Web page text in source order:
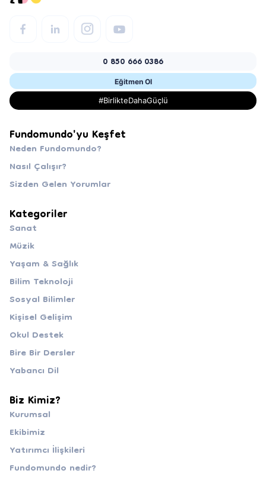
0 850 666 0386
Eğitmen Ol
#BirlikteDahaGüçlü
Fundomundo'yu Keşfet
Neden Fundomundo?
Nasıl Çalışır?
Sizden Gelen Yorumlar
Kategoriler
Sanat
Müzik
Yaşam & Sağlık
Bilim Teknoloji
Sosyal Bilimler
Kişisel Gelişim
Okul Destek
Bire Bir Dersler
Yabancı Dil
Biz Kimiz?
Kurumsal
Ekibimiz
Yatırımcı İlişkileri
Fundomundo nedir?